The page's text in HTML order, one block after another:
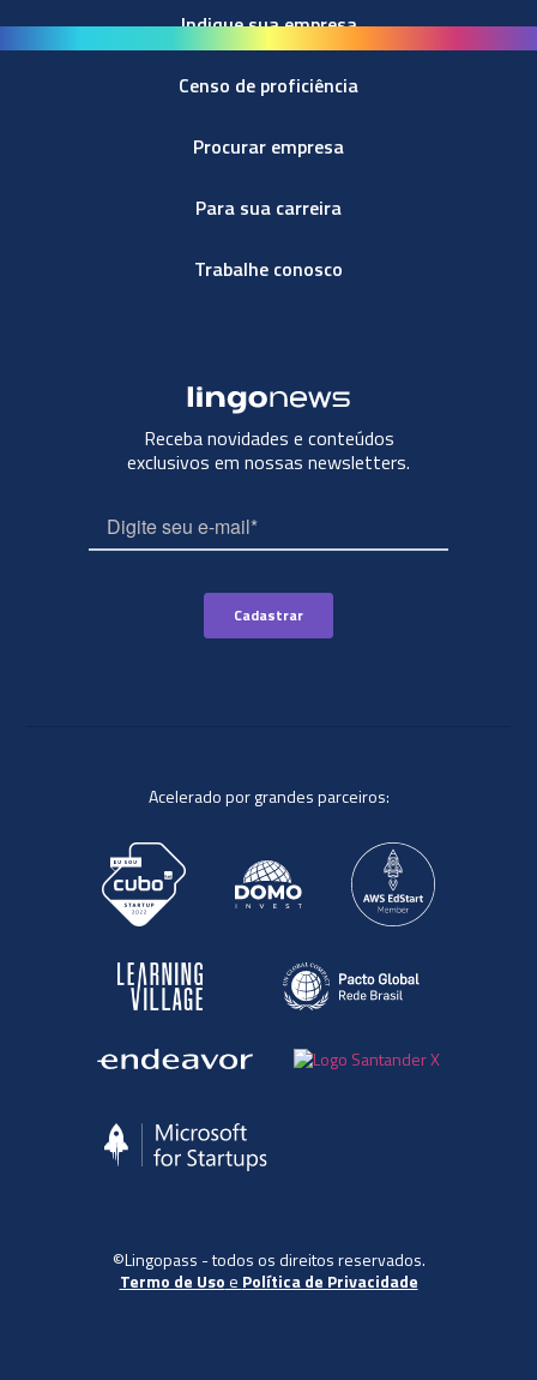
Indique sua empresa
Censo de proficiência
Procurar empresa
Para sua carreira
Trabalhe conosco
Receba novidades e conteúdos
exclusivos em nossas newsletters.
Acelerado por grandes parceiros:
©Lingopass - todos os direitos reservados.
Termo de Uso e Política de Privacidade